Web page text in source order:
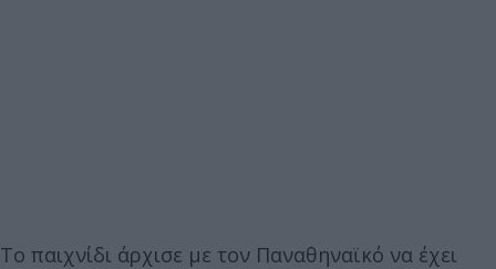
Το παιχνίδι άρχισε με τον Παναθηναϊκό να έχει